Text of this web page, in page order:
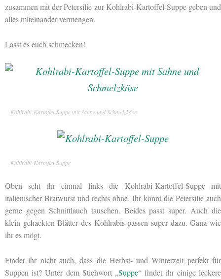
zusammen mit der Petersilie zur Kohlrabi-Kartoffel-Suppe geben und
alles miteinander vermengen.
Lasst es euch schmecken!
Kohlrabi-Kartoffel-Suppe mit Sahne und Schmelzkäse
Kohlrabi-Kartoffel-Suppe
Oben seht ihr einmal links die Kohlrabi-Kartoffel-Suppe mit
italienischer Bratwurst und rechts ohne. Ihr könnt die Petersilie auch
gerne gegen Schnittlauch tauschen. Beides passt super. Auch die
klein gehackten Blätter des Kohlrabis passen super dazu. Ganz wie
ihr es mögt.
Findet ihr nicht auch, dass die Herbst- und Winterzeit perfekt für
Suppen ist? Unter dem Stichwort „Suppe“ findet ihr einige leckere